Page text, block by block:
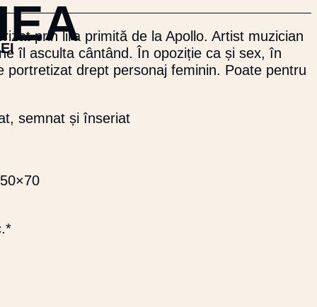
INTERVAL
DE
PREȚURI:
LA
prin lira primită de la Apollo. Artist muzician
îl asculta cântând. În opoziție ca și sex, în
portretizat drept personaj feminin. Poate pentru
semnat și înseriat